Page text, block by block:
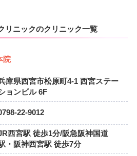
リニックのクリニック一覧
院
庫県西宮市松原町4-1 西宮ステー
ョンビル 6F
22-9012
西宮駅 徒歩1分/阪急阪神国道
・阪神西宮駅 徒歩7分